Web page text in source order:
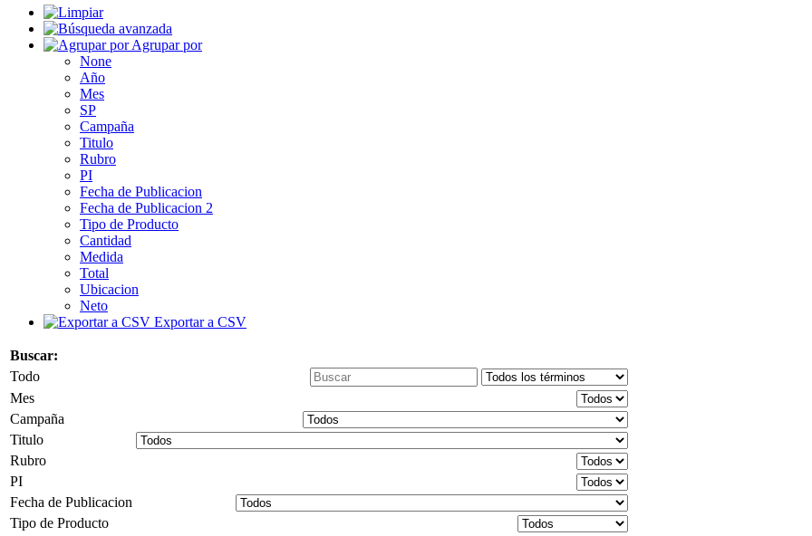
Agrupar por
None
Año
Mes
SP
Campaña
Titulo
Rubro
PI
Fecha de Publicacion
Fecha de Publicacion 2
Tipo de Producto
Cantidad
Medida
Total
Ubicacion
Neto
Exportar a CSV
Buscar:
Todo
Mes
Campaña
Titulo
Rubro
PI
Fecha de Publicacion
Tipo de Producto